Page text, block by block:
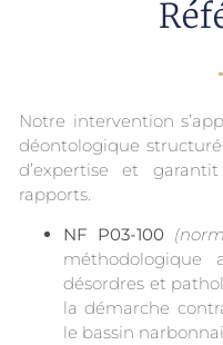
Notre intervention
déontologique
d’expertise et
rapports.
NF P03-100
méthodologique
désordres et
la démarche
le bassin